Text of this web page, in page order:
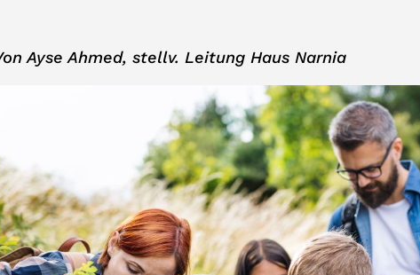
Ayse Ahmed, stellv. Leitung Haus Narnia